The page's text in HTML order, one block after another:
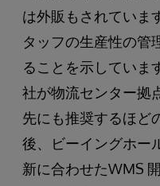
は外販もされていま
タッフの生産性の管
ることを示していま
社が物流センター拠
先にも推奨するほど
後、ビーイングホー
新に合わせたWMS